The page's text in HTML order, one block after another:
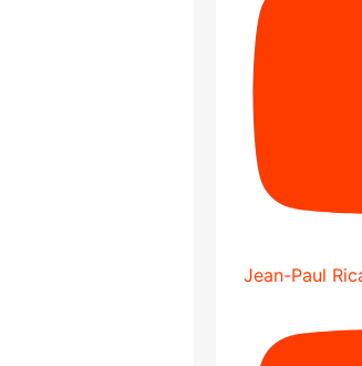
Jean-Paul